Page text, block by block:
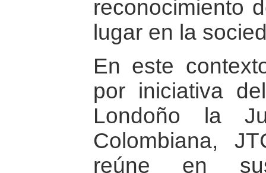
reconocimiento
lugar en la
En este
por iniciativa
Londoño la
Colombiana,
reúne en